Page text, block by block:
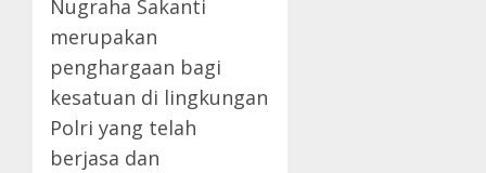
Nugraha Sakanti
merupakan
penghargaan bagi
kesatuan di lingkungan
Polri yang telah
berjasa dan